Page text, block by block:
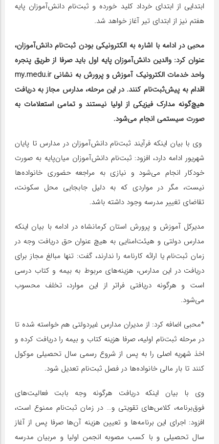
ابتدایی از ابتدای خرداد کلید خورده و ثبت‌نام دانش‌آموزان پایه
هفتم نیز از ابتدای تیر آغاز خواهد شد.
محبی در ادامه با اشاره به الکترونیکی بودن ثبت‌نام دانش‌آموزان،
عنوان کرد: والدین دانش‌آموزان پایه اول باید صرفا از طریق پنجره
واحد خدمات الکترونیک آموزش و پرورش به نشانی my.medu.ir
اقدام به پیش‌ثبت‌نام کنند. در این مرحله، مدارس مجاز به دریافت
هیچ‌گونه مدارک فیزیکی از اولیا نیستند و تمامی استعلامات به
صورت سیستمی انجام می‌شود.
وی با بیان اینکه فرآیند ثبت‌نام دانش‌آموزان در مدارس تا پایان
شهریور ادامه دارد، افزود: ثبت‌نام دانش‌آموزان میان‌پایه به صورت
خودکار انجام می‌شود و نیازی به مراجعه حضوری خانواده‌ها
نیست، مگر در مواردی که به دلیل جابجایی محل سکونت،
تقاضای تغییر مدرسه وجود داشته باشد.
مدیرکل آموزش و پرورش استان کرمانشاه در ادامه با بیان اینکه
مدارس دولتی و هیئت‌امنایی به هیچ عنوان حق دریافت وجه در
زمان ثبت‌نام یا ارائه کارنامه را ندارند، گفت: تنها مبالغ مجاز برای
دریافت در این مدارس، هزینه‌های مربوط به بیمه و کتاب درسی
است و هرگونه دریافتی فراتر از این موارد، تخلف محسوب
می‌شود.
*محبی اضافه کرد: از مدیران مدارس غیردولتی هم خواسته شده تا
در مرحله ثبت‌نام اولیه، صرفا هزینه‌ کتاب و بیمه را دریافت کرده و
اخذ شهریه اصلی را به پس از شروع رسمی سال تحصیلی موکول
کنند تا بار مالی خانواده‌ها در فصل ثبت‌نام تعدیل شود.
وی با بیان اینکه دریافت هرگونه وجه بابت فعالیت‌های
فوق‌برنامه، کلاس‌های تقویتی و… در زمان ثبت‌نام ممنوع است،
افزود: اجرای این برنامه‌ها و تعیین هزینه آن‌ها صرفا پس از آغاز
سال تحصیلی و با کسب مصوبه انجمن اولیا و مربیان مدرسه